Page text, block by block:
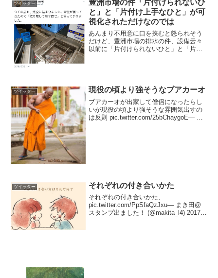
ツイッター
豊洲市場の件「片付けられないひ
と」と「片付け上手なひと」が可
視化されただけなのでは
あんまり不用意に口を挟むと怒られそう
だけど、豊洲市場の排水の件、設備云々
以前に「片付けられないひと」と「片付
ツイッター 現役の頃より強そうなブアカーオ
ブアカーオが出家して僧侶になったらし
いが現役の頃より強そうな雰囲気出すの
は反則 pic.twitter.com/25bChaygoE— す
ツイッター それぞれの付き合いかた
それぞれの付き合いかた、
pic.twitter.com/PpSfaQzJxu— まき田@
スタンプ出ました！ (@makita_l4) 2017年